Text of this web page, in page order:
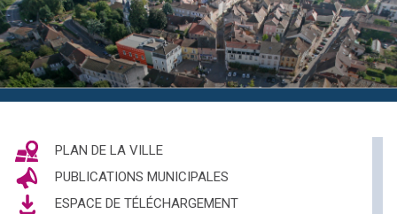
PLAN DE LA VILLE
PUBLICATIONS MUNICIPALES
ESPACE DE TÉLÉCHARGEMENT